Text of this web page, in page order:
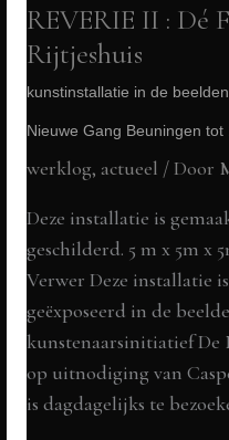
REVERIE II : Dé
Rijtjeshuis
kunstinstallatie in de
Nieuwe Gang Beuningen tot
werklog, actueel / Door
Deze installatie is
geschilderd. 5 m x 5m x
Verwer Deze installatie is
geëxposeerd in de
kunstenaarsinitiatief De
op uitnodiging van
is dagdagelijks te